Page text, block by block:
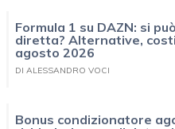
Formula 1 su DAZN: si
diretta? Alternative,
agosto 2026
DI ALESSANDRO VOCI
Bonus condizionatore